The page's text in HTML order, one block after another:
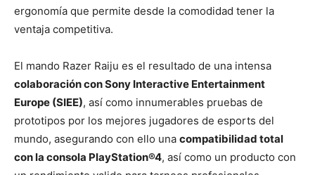
ergonomía que permite desde la comodidad tener la
ventaja competitiva.
El mando Razer Raiju es el resultado de una intensa
colaboración con Sony Interactive Entertainment
Europe (SIEE), así como innumerables pruebas de
prototipos por los mejores jugadores de esports del
mundo, asegurando con ello una compatibilidad total
con la consola PlayStation®4, así como un producto con